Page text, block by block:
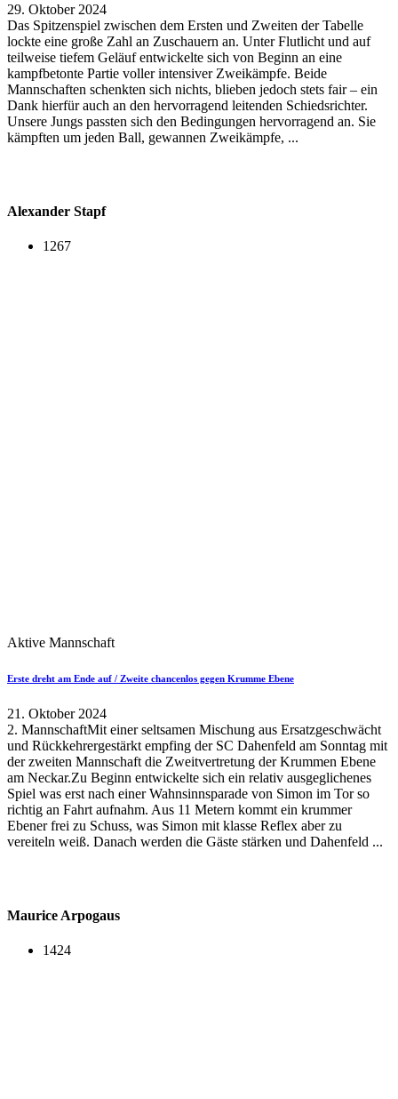
29. Oktober 2024
Das Spitzenspiel zwischen dem Ersten und Zweiten der Tabelle
lockte eine große Zahl an Zuschauern an. Unter Flutlicht und auf
teilweise tiefem Geläuf entwickelte sich von Beginn an eine
kampfbetonte Partie voller intensiver Zweikämpfe. Beide
Mannschaften schenkten sich nichts, blieben jedoch stets fair – ein
Dank hierfür auch an den hervorragend leitenden Schiedsrichter.
Unsere Jungs passten sich den Bedingungen hervorragend an. Sie
kämpften um jeden Ball, gewannen Zweikämpfe, ...
Alexander Stapf
1267
Aktive Mannschaft
Erste dreht am Ende auf / Zweite chancenlos gegen Krumme Ebene
21. Oktober 2024
2. MannschaftMit einer seltsamen Mischung aus Ersatzgeschwächt
und Rückkehrergestärkt empfing der SC Dahenfeld am Sonntag mit
der zweiten Mannschaft die Zweitvertretung der Krummen Ebene
am Neckar.Zu Beginn entwickelte sich ein relativ ausgeglichenes
Spiel was erst nach einer Wahnsinnsparade von Simon im Tor so
richtig an Fahrt aufnahm. Aus 11 Metern kommt ein krummer
Ebener frei zu Schuss, was Simon mit klasse Reflex aber zu
vereiteln weiß. Danach werden die Gäste stärken und Dahenfeld ...
Maurice Arpogaus
1424